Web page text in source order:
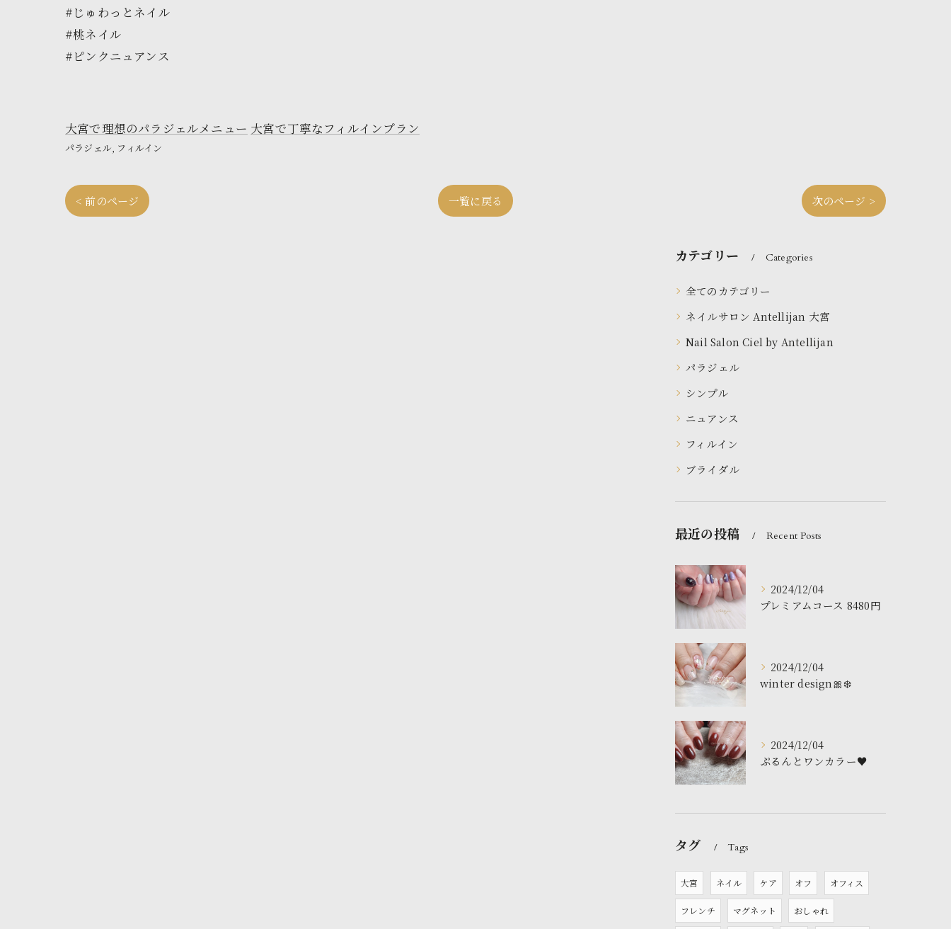
#じゅわっとネイル
#桃ネイル
#ピンクニュアンス
大宮で理想のパラジェルメニュー 大宮で丁寧なフィルインプラン
パラジェル フィルイン
< 前のページ 一覧に戻る 次のページ >
カテゴリー Categories
全てのカテゴリー
ネイルサロン Antellijan 大宮
Nail Salon Ciel by Antellijan
パラジェル
シンプル
ニュアンス
フィルイン
ブライダル
最近の投稿 Recent Posts
2024/12/04
プレミアムコース 8480円
2024/12/04
winter design🎀❄️
2024/12/04
ぷるんとワンカラー♥️
タグ Tags
大宮 ネイル ケア オフ オフィス
フレンチ マグネット おしゃれ